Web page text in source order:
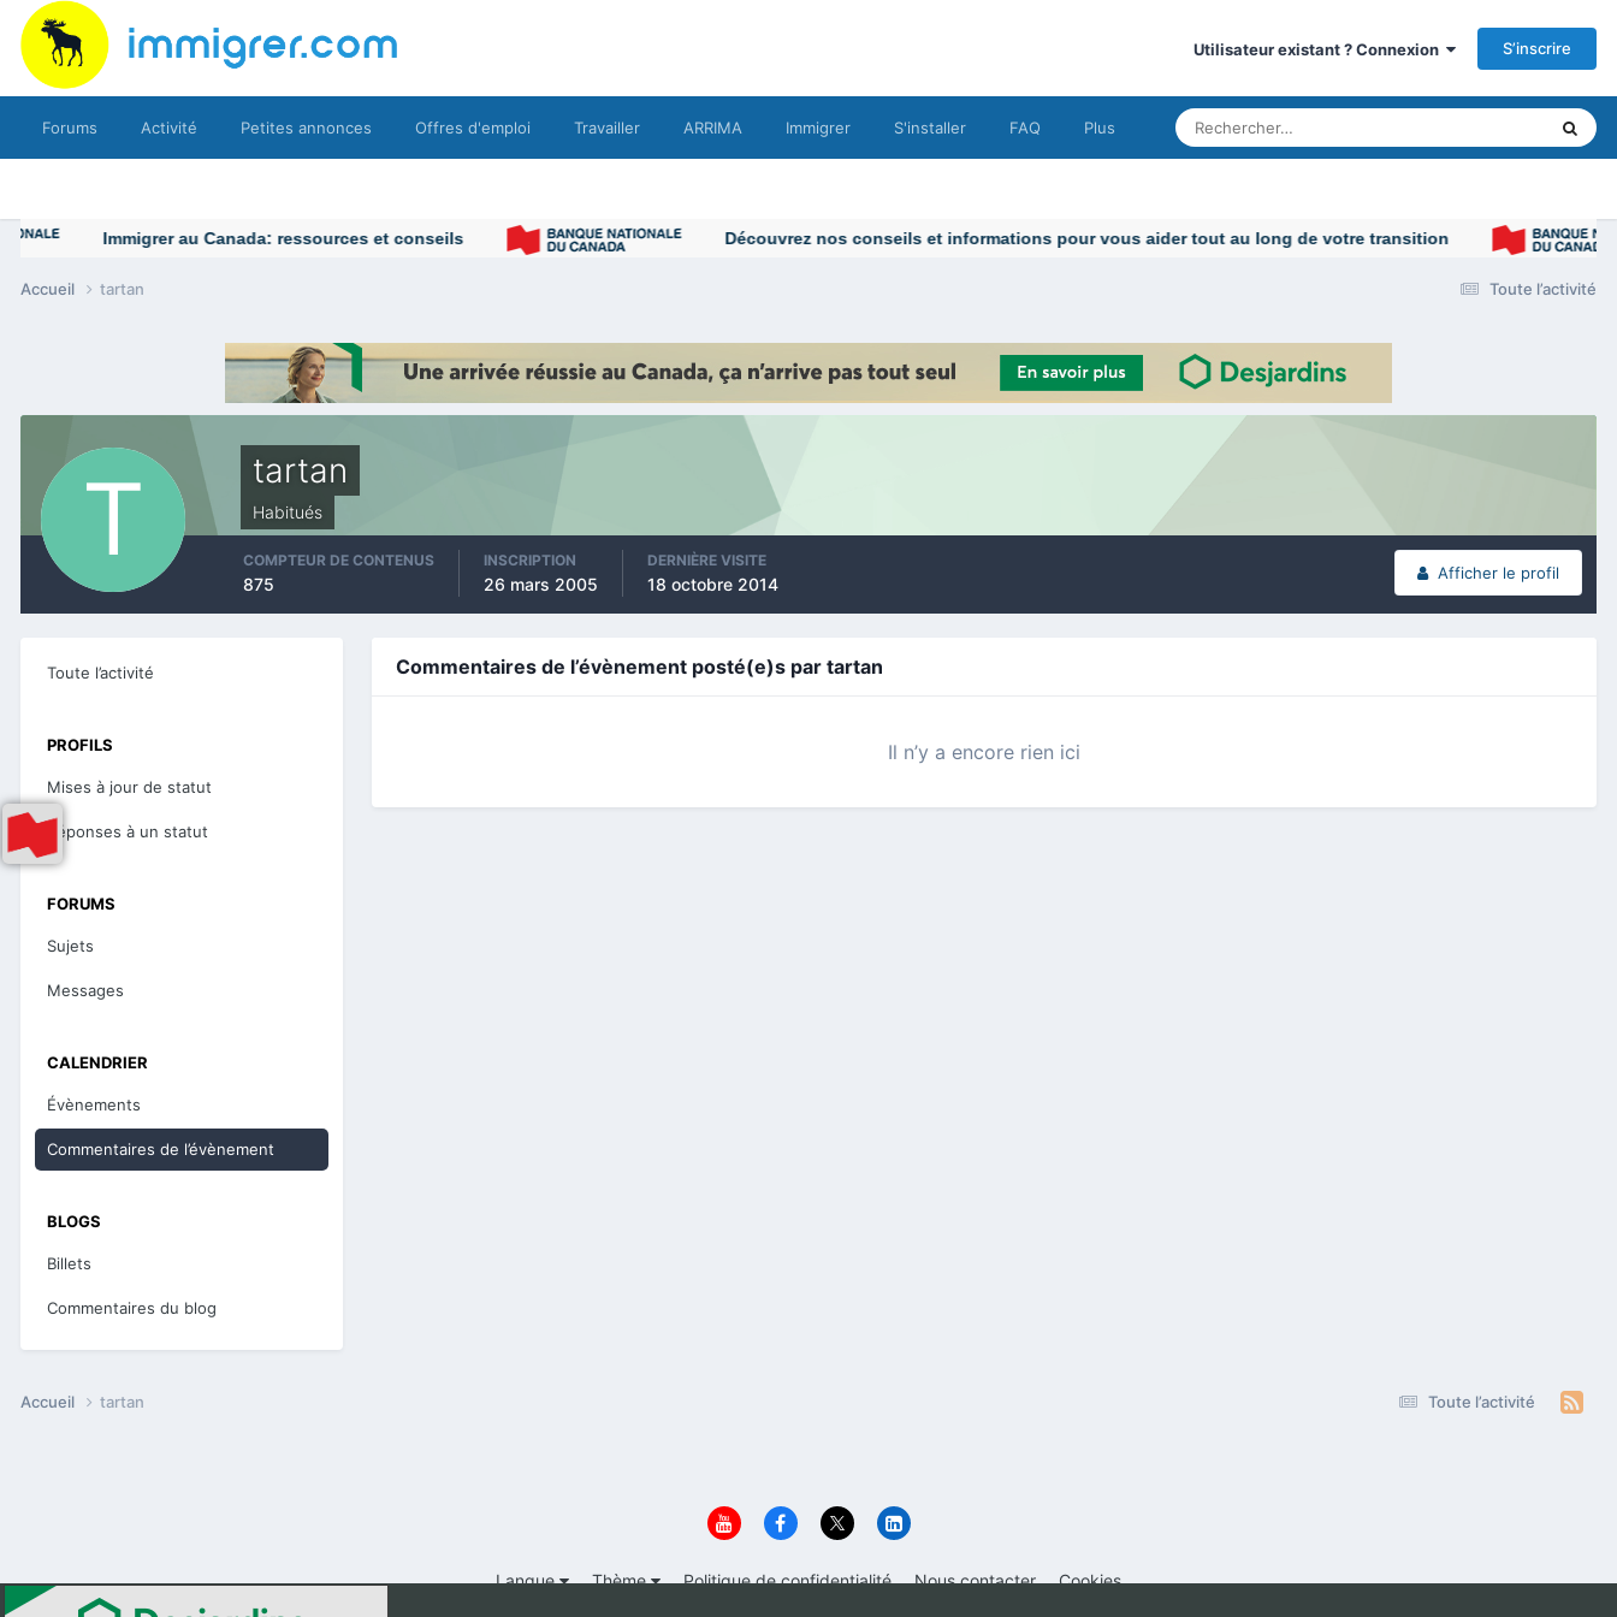
Utilisateur existant ? Connexion S’inscrire
Forums Activité Petites annonces Offres d'emploi Travailler ARRIMA Immigrer S'installer FAQ Plus
Immigrer au Canada: ressources et conseils Découvrez nos conseils et informations pour vous aider tout au long de votre transition
Toute l’activité
Accueil tartan
tartan
Habitués
Afficher le profil
COMPTEUR DE CONTENUS
875
INSCRIPTION
26 mars 2005
DERNIÈRE VISITE
18 octobre 2014
Toute l’activité
PROFILS
Mises à jour de statut
Réponses à un statut
FORUMS
Sujets
Messages
CALENDRIER
Évènements
Commentaires de l’évènement
BLOGS
Billets
Commentaires du blog
Commentaires de l’évènement posté(e)s par tartan
Il n’y a encore rien ici
Toute l’activité
Accueil tartan
Langue Thème Politique de confidentialité Nous contacter Cookies